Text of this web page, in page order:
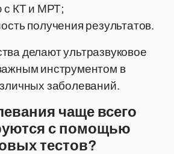
с КТ и МРТ;
получения результатов.
делают ультразвуковое
инструментом в
заболеваний.
чаще всего
с помощью
тестов?